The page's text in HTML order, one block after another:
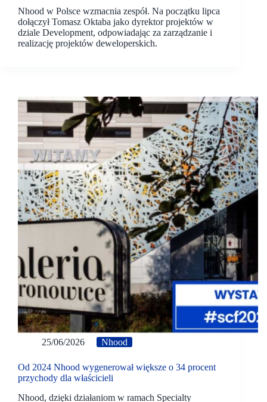
Nhood w Polsce wzmacnia zespół. Na początku lipca
dołączył Tomasz Oktaba jako dyrektor projektów w
dziale Development, odpowiadając za zarządzanie i
realizację projektów deweloperskich.
25/06/2026 Nhood
Od 2024 Nhood wygenerował większe o 34 procent
przychody dla właścicieli
Nhood, dzięki działaniom w ramach Specialty